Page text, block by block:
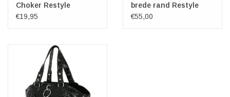
Choker Restyle
€19,95
brede rand Restyle
€55,00